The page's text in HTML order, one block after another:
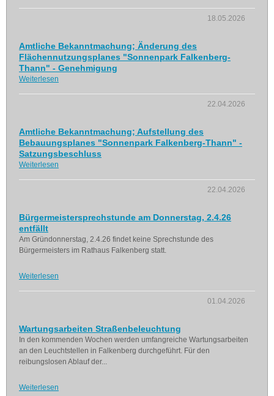
18.05.2026
Amtliche Bekanntmachung; Änderung des
Flächennutzungsplanes "Sonnenpark Falkenberg-
Thann" - Genehmigung
Weiterlesen
22.04.2026
Amtliche Bekanntmachung; Aufstellung des
Bebauungsplanes "Sonnenpark Falkenberg-Thann" -
Satzungsbeschluss
Weiterlesen
22.04.2026
Bürgermeistersprechstunde am Donnerstag, 2.4.26
entfällt
Am Gründonnerstag, 2.4.26 findet keine Sprechstunde des
Bürgermeisters im Rathaus Falkenberg statt.
Weiterlesen
01.04.2026
Wartungsarbeiten Straßenbeleuchtung
In den kommenden Wochen werden umfangreiche Wartungsarbeiten
an den Leuchtstellen in Falkenberg durchgeführt. Für den
reibungslosen Ablauf der...
Weiterlesen